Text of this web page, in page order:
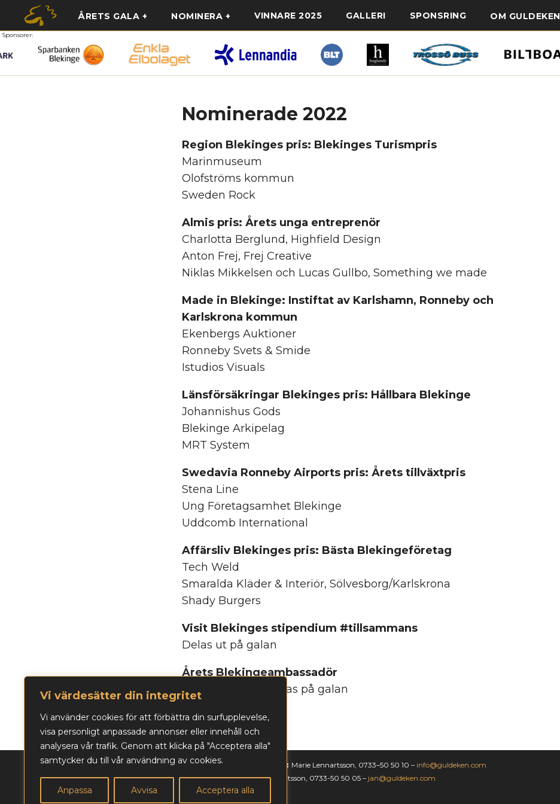
Vi värdesätter din integritet
Vi använder cookies för att förbättra din surfupplevelse,
visa personligt anpassade annonser eller innehåll och
analysera vår trafik. Genom att klicka på "Acceptera alla"
samtycker du till vår användning av cookies.
Anpassa Avvisa Acceptera alla
ÅRETS GALA NOMINERA VINNARE 2025 GALLERI SPONSRING OM GULDEKEN
Sponsorer:
Nominerade 2022
Region Blekinges pris: Blekinges Turismpris
Marinmuseum
Olofströms kommun
Sweden Rock
Almis pris: Årets unga entreprenör
Charlotta Berglund, Highfield Design
Anton Frej, Frej Creative
Niklas Mikkelsen och Lucas Gullbo, Something we made
Made in Blekinge: Instiftat av Karlshamn, Ronneby och
Karlskrona kommun
Ekenbergs Auktioner
Ronneby Svets & Smide
Istudios Visuals
Länsförsäkringar Blekinges pris: Hållbara Blekinge
Johannishus Gods
Blekinge Arkipelag
MRT System
Swedavia Ronneby Airports pris: Årets tillväxtpris
Stena Line
Ung Företagsamhet Blekinge
Uddcomb International
Affärsliv Blekinges pris: Bästa Blekingeföretag
Tech Weld
Smaralda Kläder & Interiör, Sölvesborg/Karlskrona
Shady Burgers
Visit Blekinges stipendium #tillsammans
Delas ut på galan
Årets Blekingeambassadör
Vinnaren presenteras på galan
Biljettbokning och frågor: Marie Lennartsson, 0733–50 50 10 – info@guldeken.com
Kontaktperson: Jan Lennartsson, 0733-50 50 05 – jan@guldeken.com
Läs vår integritetspolicy »